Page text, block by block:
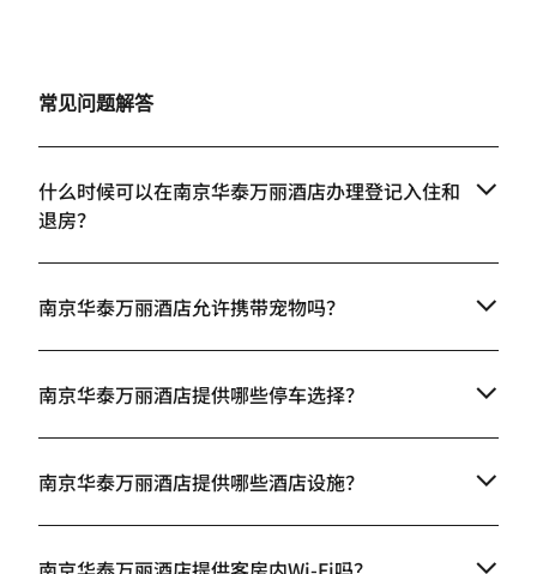
常见问题解答
什么时候可以在南京华泰万丽酒店办理登记入住和
退房？
南京华泰万丽酒店允许携带宠物吗？
南京华泰万丽酒店提供哪些停车选择？
南京华泰万丽酒店提供哪些酒店设施？